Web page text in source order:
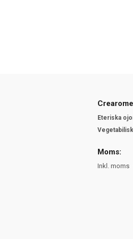
Crearome
Eteriska
Moms:
Inkl. moms